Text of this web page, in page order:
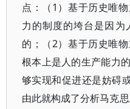
点：（1）基于历史唯
力的制度的垮台是因为
的；（2）基于历史唯
根本上是人的生产能力
够实现和促进还是妨碍
由此就构成了分析马克